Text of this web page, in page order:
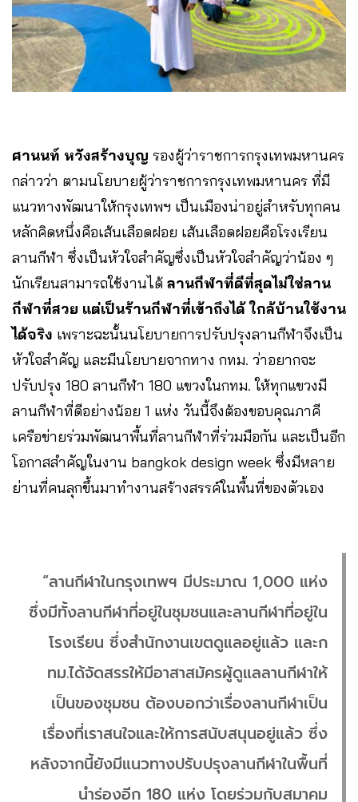
ศานนท์ หวังสร้างบุญ รองผู้ว่าราชการกรุงเทพมหานคร
กล่าวว่า ตามนโยบายผู้ว่าราชการกรุงเทพมหานคร ที่มี
แนวทางพัฒนาให้กรุงเทพฯ เป็นเมืองน่าอยู่สำหรับทุกคน
หลักคิดหนึ่งคือเส้นเลือดฝอย เส้นเลือดฝอยคือโรงเรียน
ลานกีฬา ซึ่งเป็นหัวใจสำคัญซึ่งเป็นหัวใจสำคัญว่าน้อง ๆ
นักเรียนสามารถใช้งานได้ ลานกีฬาที่ดีที่สุดไม่ใช่ลาน
กีฬาที่สวย แต่เป็นร้านกีฬาที่เข้าถึงได้ ใกล้บ้านใช้งาน
ได้จริง เพราะฉะนั้นนโยบายการปรับปรุงลานกีฬาจึงเป็น
หัวใจสำคัญ และมีนโยบายจากทาง กทม. ว่าอยากจะ
ปรับปรุง 180 ลานกีฬา 180 แขวงในกทม. ให้ทุกแขวงมี
ลานกีฬาที่ดีอย่างน้อย 1 แห่ง วันนี้จึงต้องขอบคุณภาคี
เครือข่ายร่วมพัฒนาพื้นที่ลานกีฬาที่ร่วมมือกัน และเป็นอีก
โอกาสสำคัญในงาน bangkok design week ซึ่งมีหลาย
ย่านที่คนลุกขึ้นมาทำงานสร้างสรรค์ในพื้นที่ของตัวเอง
“ลานกีฬาในกรุงเทพฯ มีประมาณ 1,000 แห่ง
ซึ่งมีทั้งลานกีฬาที่อยู่ในชุมชนและลานกีฬาที่อยู่ใน
โรงเรียน ซึ่งสำนักงานเขตดูแลอยู่แล้ว และก
ทม.ได้จัดสรรให้มีอาสาสมัครผู้ดูแลลานกีฬาให้
เป็นของชุมชน ต้องบอกว่าเรื่องลานกีฬาเป็น
เรื่องที่เราสนใจและให้การสนับสนุนอยู่แล้ว ซึ่ง
หลังจากนี้ยังมีแนวทางปรับปรุงลานกีฬาในพื้นที่
นำร่องอีก 180 แห่ง โดยร่วมกับสมาคม